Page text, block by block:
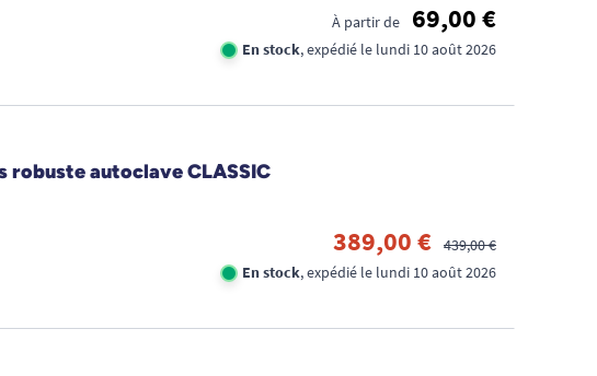
À partir de 69,00 €
En stock, expédié le lundi 10 août 2026
robuste autoclave CLASSIC
389,00 €
439,00 €
En stock, expédié le lundi 10 août 2026